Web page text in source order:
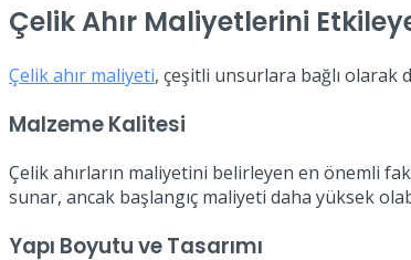
Çelik Ahır Maliyetlerini
Çelik ahır maliyeti, çeşitli unsurlara bağlı olarak
Malzeme Kalitesi
Çelik ahırların maliyetini belirleyen en önemli
sunar, ancak başlangıç maliyeti daha yüksek
Yapı Boyutu ve Tasarımı